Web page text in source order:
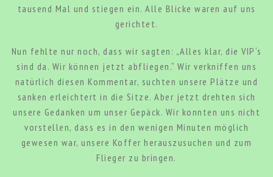
tausend Mal und stiegen ein. Alle Blicke waren auf uns
gerichtet.
Nun fehlte nur noch, dass wir sagten: „Alles klar, die VIP‘s
sind da. Wir können jetzt abfliegen.“ Wir verkniffen uns
natürlich diesen Kommentar, suchten unsere Plätze und
sanken erleichtert in die Sitze. Aber jetzt drehten sich
unsere Gedanken um unser Gepäck. Wir konnten uns nicht
vorstellen, dass es in den wenigen Minuten möglich
gewesen war, unsere Koffer herauszusuchen und zum
Flieger zu bringen.